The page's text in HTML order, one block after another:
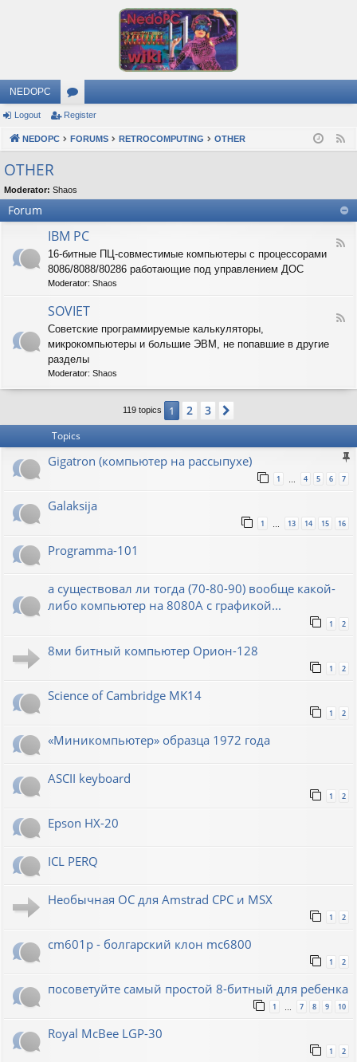
NEDOPC
or
u
s
Logout Register
NEDOPC FORUMS RETROCOMPUTING OTHER
OTHER
Moderator: Shaos
Forum
F
B
IBM PC
16-битные ПЦ-совместимые компьютеры с процессорами
8086/8088/80286 работающие под управлением ДОС
Moderator: Shaos
F
SOVIET
Советские программируемые калькуляторы,
микрокомпьютеры и большие ЭВМ, не попавшие в другие
разделы
Moderator: Shaos
119 topics 1 2 3
Topics
Gigatron (компьютер на рассыпухе)
1 … 4 5 6 7
Galaksija
1 … 13 14 15 16
Programma-101
а существовал ли тогда (70-80-90) вообще какой-
либо компьютер на 8080А с графикой...
1 2
8ми битный компьютер Орион-128
1 2
Science of Cambridge MK14
1 2
«Миникомпьютер» образца 1972 года
ASCII keyboard
1 2
Epson HX-20
ICL PERQ
Необычная ОС для Amstrad CPC и MSX
1 2
cm601p - болгарский клон mc6800
1 2
посоветуйте самый простой 8-битный для ребенка
1 … 7 8 9 10
Royal McBee LGP-30
1 2